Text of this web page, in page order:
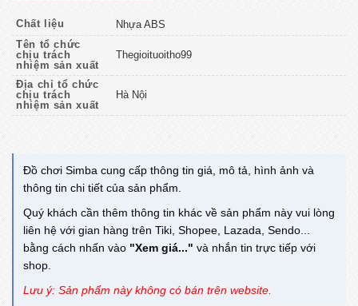
Chất liệu
Nhựa ABS
Tên tổ chức
chịu trách
nhiệm sản xuất
Thegioituoitho99
Địa chỉ tổ chức
chịu trách
nhiệm sản xuất
Hà Nội
Đồ chơi Simba cung cấp thông tin giá, mô tả, hình ảnh và
thông tin chi tiết của sản phẩm.
Quý khách cần thêm thông tin khác về sản phẩm này vui lòng
liên hệ với gian hàng trên Tiki, Shopee, Lazada, Sendo...
bằng cách nhấn vào "Xem giá..." và nhắn tin trực tiếp với
shop.
Lưu ý: Sản phẩm này không có bán trên website.